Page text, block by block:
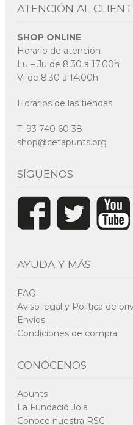
ATENCIÓN AL
SHOP ONLINE
Horario de atención
Lu – Ju de 8.30 a 17.00h
Vi de 8.30 a 14.00h
Horarios de las tiendas
T. 93 740 60 38
shop@cetapunts.org
SÍGUENOS
AYUDA Y MÁS
FAQ
Aviso legal y Política de
Envíos
Condiciones de compra
CONÓCENOS
Apunts
La Fundació Joia
Conoce nuestra RSC